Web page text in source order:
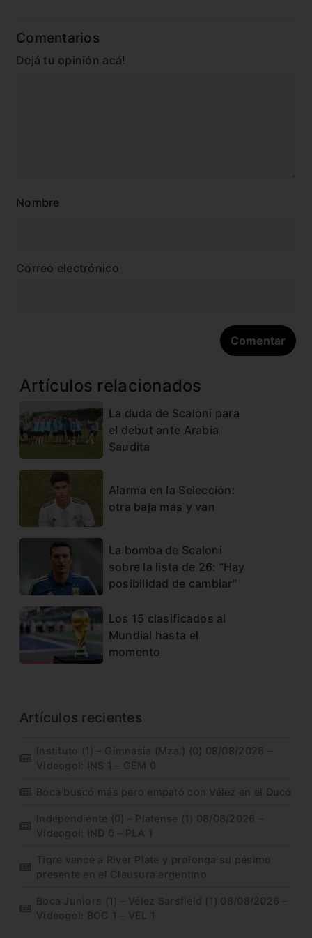
Comentarios
Dejá tu opinión acá!
Nombre
Correo electrónico
Artículos relacionados
La duda de Scaloni para
el debut ante Arabia
Saudita
Alarma en la Selección:
otra baja más y van
La bomba de Scaloni
sobre la lista de 26: “Hay
posibilidad de cambiar”
Los 15 clasificados al
Mundial hasta el
momento
Artículos recientes
Instituto (1) – Gimnasia (Mza.) (0) 08/08/2026 –
Videogol: INS 1 – GEM 0
Boca buscó más pero empató con Vélez en el Ducó
Independiente (0) – Platense (1) 08/08/2026 –
Videogol: IND 0 – PLA 1
Tigre vence a River Plate y prolonga su pésimo
presente en el Clausura argentino
Boca Juniors (1) – Vélez Sarsfield (1) 08/08/2026 –
Videogol: BOC 1 – VEL 1